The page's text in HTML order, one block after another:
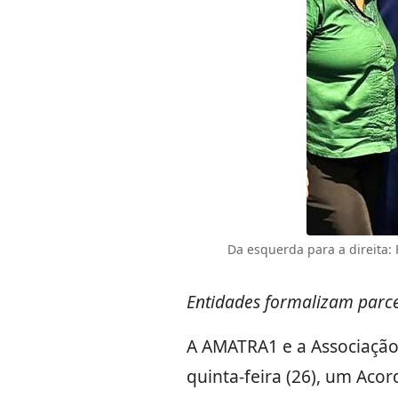
Da esquerda para a direita:
Entidades formalizam
A AMATRA1 e a
quinta-feira (26), um